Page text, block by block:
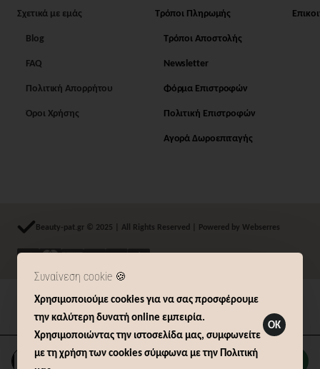
Συναίνεση cookie 🍪
Χρησιμοποιούμε cookies για να σας προσφέρουμε
την καλύτερη δυνατή online εμπειρία.
Χρησιμοποιώντας την ιστοσελίδα μας, συμφωνείτε
με τη χρήση των cookies σύμφωνα με την Πολιτική
OK
Καλάθι
Σχετικά με εμάς
Blog
FAQ
Πολιτική Απορρήτου
Όροι Χρήσης
Τρόποι Πληρωμής
Τρόποι Αποστολής
Newsletter
Φόρμα Επιστροφών
Πολιτική Επιστροφών
Αγορά Δωροεπιταγής
Beauty-pat.gr © 2025 | All Rights Reserved | Powered by Webserres
Δήλωση Υπαναχώρησης (14 ημερών)